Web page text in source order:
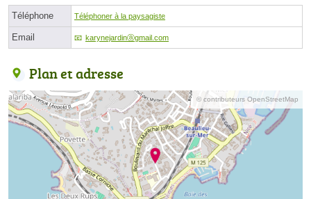
Téléphone Téléphoner à la paysagiste
Email karynejardinⓐgmail.com
Plan et adresse
© contributeurs OpenStreetMap